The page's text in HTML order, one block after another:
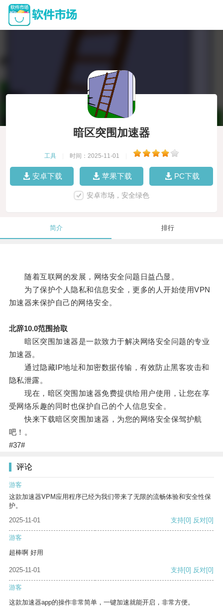
暗区突围加速器
工具 时间：2025-11-01
安卓下载 苹果下载 PC下载
安卓市场，安全绿色
简介 排行
随着互联网的发展，网络安全问题日益凸显。
为了保护个人隐私和信息安全，更多的人开始使用VPN
加速器来保护自己的网络安全。
北辞10.0范围拾取
暗区突围加速器是一款致力于解决网络安全问题的专业
加速器。
通过隐藏IP地址和加密数据传输，有效防止黑客攻击和
隐私泄露。
现在，暗区突围加速器免费提供给用户使用，让您在享
受网络乐趣的同时也保护自己的个人信息安全。
快来下载暗区突围加速器，为您的网络安全保驾护航
吧！。
#37#
评论
游客
这款加速器VPM应用程序已经为我们带来了无限的流畅体验和安全性保
护。
2025-11-01
支持[0] 反对[0]
游客
超棒啊 好用
2025-11-01 支持[0] 反对[0]
游客
这款加速器app的操作非常简单，一键加速就能开启，非常方便。